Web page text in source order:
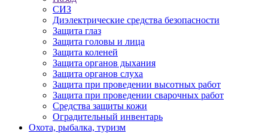
СИЗ
Диэлектрические средства безопасности
Защита глаз
Защита головы и лица
Защита коленей
Защита органов дыхания
Защита органов слуха
Защита при проведении высотных работ
Защита при проведении сварочных работ
Средства защиты кожи
Оградительный инвентарь
Охота, рыбалка, туризм